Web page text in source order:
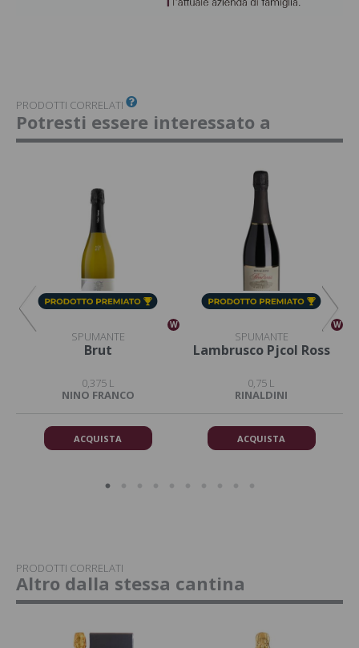
PRODOTTI CORRELATI
Potresti essere interessato a
W
SPUMANTE
Brut
0,375 L
NINO FRANCO
ACQUISTA
W
SPUMANTE
Lambrusco Pjcol Ross
0,75 L
RINALDINI
ACQUISTA
PRODOTTI CORRELATI
Altro dalla stessa cantina